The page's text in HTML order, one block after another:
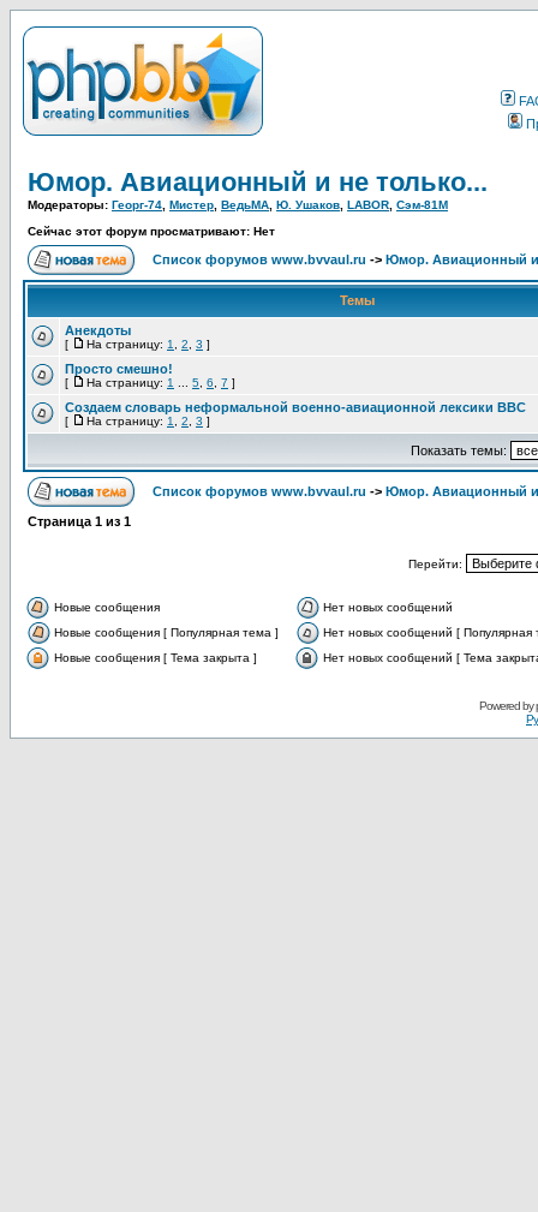
Юмор. Авиационный и не только...
Модераторы: Георг-74 Мистер ВедьМА Ю. Ушаков LABOR Сэм-81М
Сейчас этот форум просматривают: Нет
Список форумов www.bvvaul.ru -> Юмор. Авиационный и
Темы
Анекдоты
[ На страницу: 1 2 3 ]
Просто смешно!
[ На страницу: 1 5 6 7 ]
Создаем словарь неформальной военно-авиационной лексики ВВС
[ На страницу: 1 2 3 ]
Показать темы:
Список форумов www.bvvaul.ru -> Юмор. Авиационный и
Страница 1 из 1
Перейти:
Новые сообщения
Нет новых сообщений
Новые сообщения [ Популярная тема ]
Нет новых сообщений [ Популярная
Новые сообщения [ Тема закрыта ]
Нет новых сообщений [ Тема
Powered by